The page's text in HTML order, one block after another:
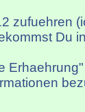
zufuehren
Du